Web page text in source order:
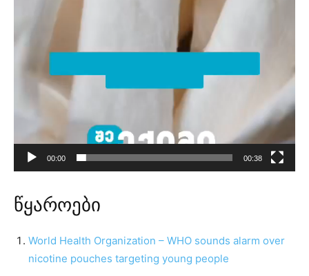
00:00 00:38
წყაროები
World Health Organization – WHO sounds alarm over
nicotine pouches targeting young people